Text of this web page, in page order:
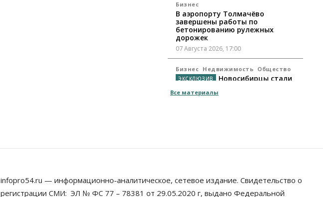
Бизнес
В аэропорту Толмачёво
завершены работы по
бетонированию рулежных
дорожек
07 Августа 2026, 17:00
Бизнес Недвижимость Общество
Новосибирцы стали
упрощенной схеме
Финансы
Расходы новосибирцев на спорт
Все материалы
infopro54.ru — информационно-аналитическое, сетевое издание. Свидетельство о
регистрации СМИ: ЭЛ № ФС 77 – 78381 от 29.05.2020 г, выдано Федеральной